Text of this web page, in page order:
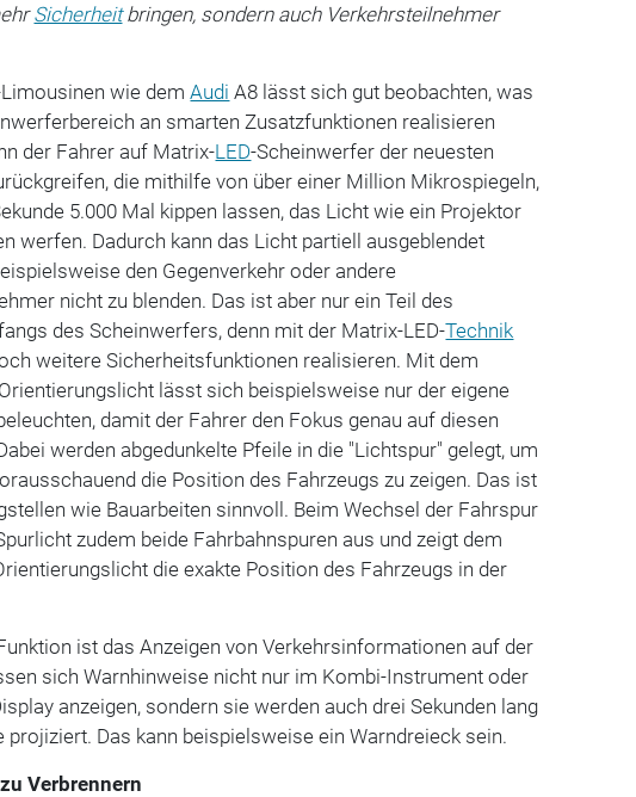
Sicherheitbringen, sondern auch Verkehrsteilnehmer
wie demAudi A8 lässt sich gut beobachten, was
an smarten Zusatzfunktionen realisieren
der Fahrer auf Matrix-LED-Scheinwerfer der neuesten
die mithilfe von über einer Million Mikrospiegeln,
5.000 Mal kippen lassen, das Licht wie ein Projektor
werfen. Dadurch kann das Licht partiell ausgeblendet
den Gegenverkehr oder andere
nicht zu blenden. Das ist aber nur ein Teil des
des Scheinwerfers, denn mit der Matrix-LED-Technik
weitere Sicherheitsfunktionen realisieren. Mit dem
lässt sich beispielsweise nur der eigene
damit der Fahrer den Fokus genau auf diesen
werden abgedunkelte Pfeile in die "Lichtspur" gelegt, um
die Position des Fahrzeugs zu zeigen. Das ist
wie Bauarbeiten sinnvoll. Beim Wechsel der Fahrspur
zudem beide Fahrbahnspuren aus und zeigt dem
die exakte Position des Fahrzeugs in der
ist das Anzeigen von Verkehrsinformationen auf der
sich Warnhinweise nicht nur im Kombi-Instrument oder
anzeigen, sondern sie werden auch drei Sekunden lang
projiziert. Das kann beispielsweise ein Warndreieck sein.
Verbrennern